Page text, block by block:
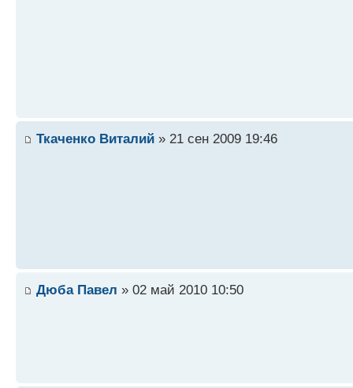
Ткаченко Виталий » 21 сен 2009 19:46
Дюба Павел » 02 май 2010 10:50